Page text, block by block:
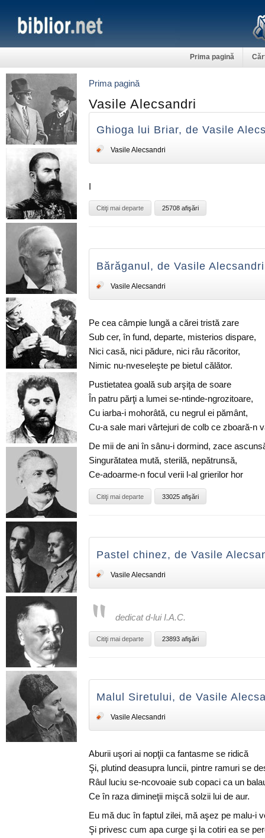
Prima pagină
Prima pagină
Vasile Alecsandri
Ghioga lui Briar, de Vasile
Vasile Alecsandri
I
Citiţi mai departe 25708 afişări
Bărăganul, de Vasile Alecsandri
Vasile Alecsandri
Pe cea câmpie lungă a cărei tristă zare
Sub cer, în fund, departe, misterios dispare,
Nici casă, nici pădure, nici râu răcoritor,
Nimic nu-nveseleşte pe bietul călător.
Pustietatea goală sub arşiţa de soare
În patru părţi a lumei se-ntinde-ngrozitoare,
Cu iarba-i mohorâtă, cu negrul ei pământ,
Cu-a sale mari vârtejuri de colb ce zboară-n
De mii de ani în sânu-i dormind, zace
Singurătatea mută, sterilă, nepătrunsă,
Ce-adoarme-n focul verii l-al grierilor hor
Citiţi mai departe 33025 afişări
Pastel chinez, de Vasile
Vasile Alecsandri
dedicat d-lui I.A.C.
Citiţi mai departe 23893 afişări
Malul Siretului, de Vasile
Vasile Alecsandri
Aburii uşori ai nopţii ca fantasme se ridică
Şi, plutind deasupra luncii, pintre ramuri se
Râul luciu se-ncovoaie sub copaci ca un
Ce în raza dimineţii mişcă solzii lui de aur.
Eu mă duc în faptul zilei, mă aşez pe malu-i
Şi privesc cum apa curge şi la cotiri ea se